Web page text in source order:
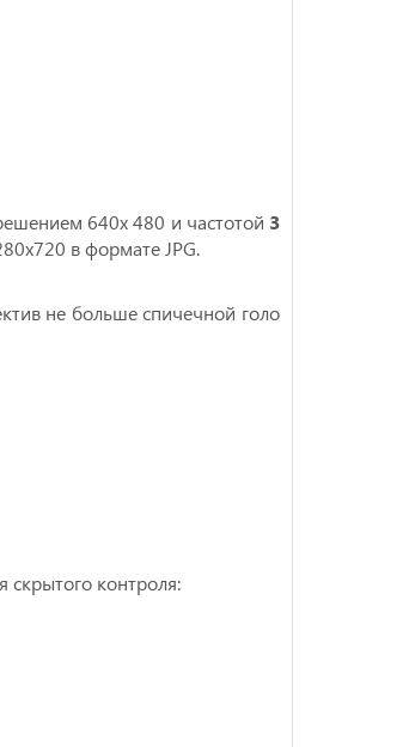
640х 480 и частотой 3
в формате JPG.
не больше спичечной голо
скрытого контроля: